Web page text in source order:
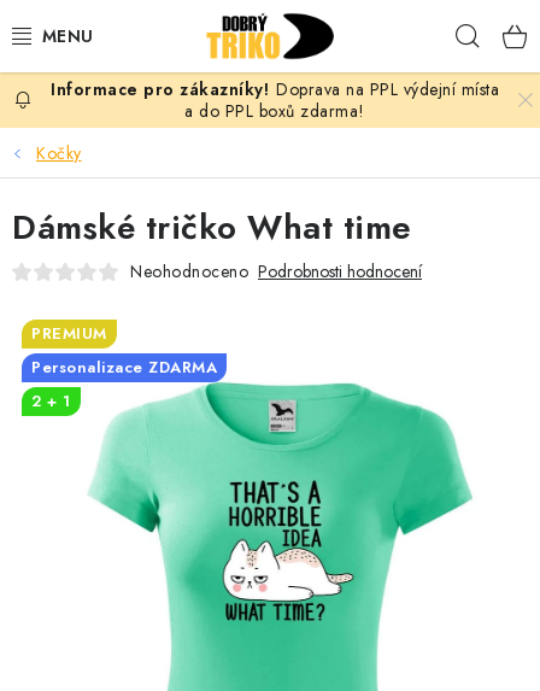
na
PRO ŽENY
PRO MUŽE
PRO DĚTI
PRO PÁRY
VLASTNÍ MOTIV
OKAMŽITĚ K ODBĚRU
Doprava na PPL výdejní místa
a do PPL boxů zdarma!
Kočky
Dámské tričko What time
Neohodnoceno Podrobnosti hodnocení
PREMIUM
Personalizace ZDARMA
2 + 1